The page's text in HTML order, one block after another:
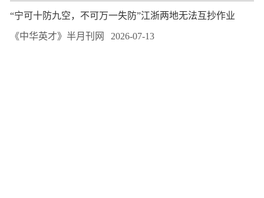
“宁可十防九空，不可万一失防”江浙两地无法互抄作业
《中华英才》半月刊网 2026-07-13